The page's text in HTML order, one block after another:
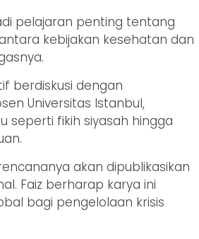
pelajaran penting tentang
kebijakan kesehatan dan
berdiskusi dengan
Universitas Istanbul,
seperti fikih siyasah hingga
akan dipublikasikan
Faiz berharap karya ini
bagi pengelolaan krisis